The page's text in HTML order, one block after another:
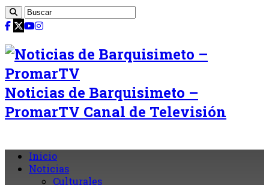
Noticias de Barquisimeto –
PromarTV Canal de Televisión
Inicio
Noticias
Culturales